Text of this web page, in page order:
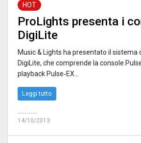
HOT
ProLights presenta i
DigiLite
Music & Lights ha presentato il sistema
DigiLite, che comprende la console
playback Pulse‑EX...
Leggi tutto
14/10/2013